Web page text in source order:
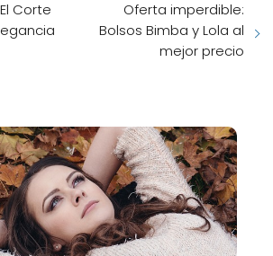
Corte
Oferta imperdible:
Bolsos Bimba y Lola al
mejor precio